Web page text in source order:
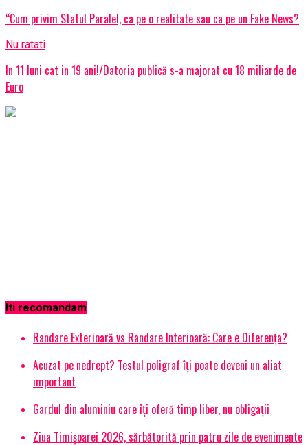
“Cum privim Statul Paralel, ca pe o realitate sau ca pe un Fake News?
Nu ratati
In 11 luni cat in 19 ani!/Datoria publică s-a majorat cu 18 miliarde de
Euro
Iti recomandam
Randare Exterioară vs Randare Interioară: Care e Diferența?
Acuzat pe nedrept? Testul poligraf îţi poate deveni un aliat
important
Gardul din aluminiu care îți oferă timp liber, nu obligații
Ziua Timișoarei 2026, sărbătorită prin patru zile de evenimente